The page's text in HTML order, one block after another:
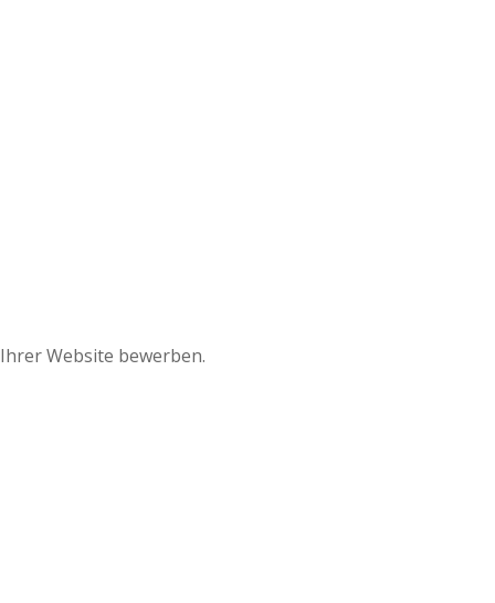
Website bewerben.